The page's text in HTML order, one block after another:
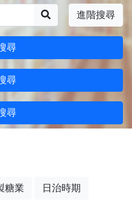
進階搜尋
尋
尋
尋
糖業 日治時期